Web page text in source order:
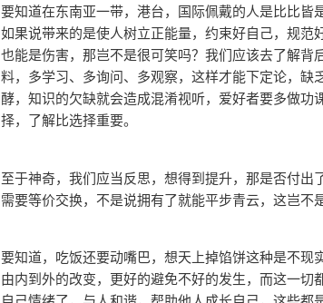
要知道在东南亚一带，港台，国际佩戴的人是比比皆
如果说带来的是使人树立正能量，约束好自己，规范
也能是伤害，那岂不是很可笑吗？我们应该去了解背
料，多学习、多询问、多观察，这样才能下定论，缺
酵，知识的欠缺就会造成混淆视听，爱好者要多做功
择，了解比选择重要。
至于神奇，我们应当反思，想得到提升，那是否付出
需要等价交换，不是说拥有了就能平步青云，这岂不
要知道，吃饭还要动嘴巴，想天上掉馅饼这种是不现
由内到外的改变，更好的避免不好的发生，而这一切